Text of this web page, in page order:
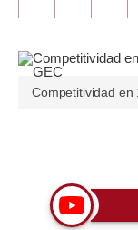
Tendencias
Moda
Estilos
Competitividad en